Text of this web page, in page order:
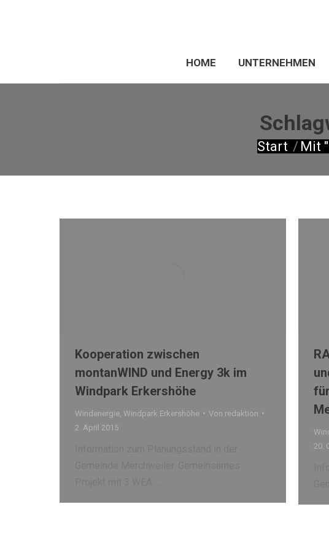
HOME UNTERNEHMEN
Sie befinden
Start Mit
Kooperation zwischen
montanWIND und Energy 3k im
Windpark Erkershöhe
Windenergie Windpark Erkershöhe Von redaktion
2. April 2015
20.